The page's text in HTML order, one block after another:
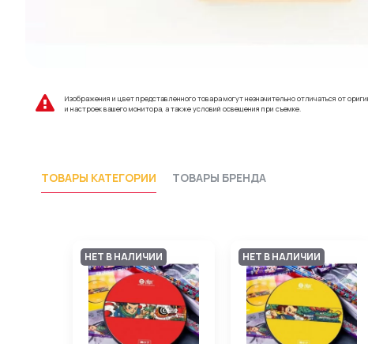
Изображения и цвет представленного товара могут незначительно отличаться от
и настроек вашего монитора, а также условий освещения при съемке.
ТОВАРЫ КАТЕГОРИИ ТОВАРЫ БРЕНДА
НЕТ В НАЛИЧИИ НЕТ В НАЛИЧИИ